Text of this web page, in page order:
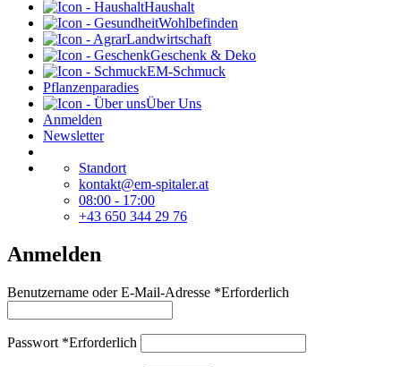
Haushalt
Wohlbefinden
Landwirtschaft
Geschenk & Deko
EM-Schmuck
Pflanzenparadies
Über Uns
Anmelden
Newsletter
Standort
kontakt@em-spitaler.at
08:00 - 17:00
+43 650 344 29 76
Anmelden
Benutzername oder E-Mail-Adresse *Erforderlich
Passwort *Erforderlich